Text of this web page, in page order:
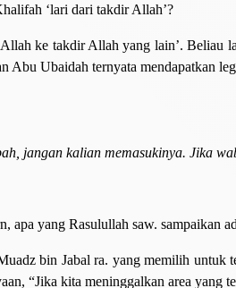
‘lari dari takdir Allah’?
ke takdir Allah yang lain’. Beliau
Ubaidah ternyata mendapatkan
jangan kalian memasukinya. Jika
apa yang Rasulullah saw.
bin Jabal ra. yang memilih
“Jika kita meninggalkan area